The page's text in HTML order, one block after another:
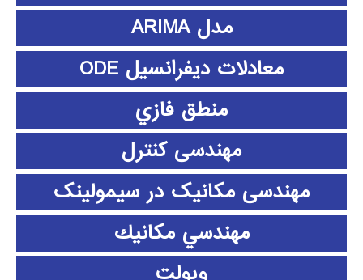
مدل ARIMA
معادلات دیفرانسیل ODE
منطق فازي
مهندسی کنترل
مهندسی مکانیک در سیمولینک
مهندسي مكانيك
ویولت